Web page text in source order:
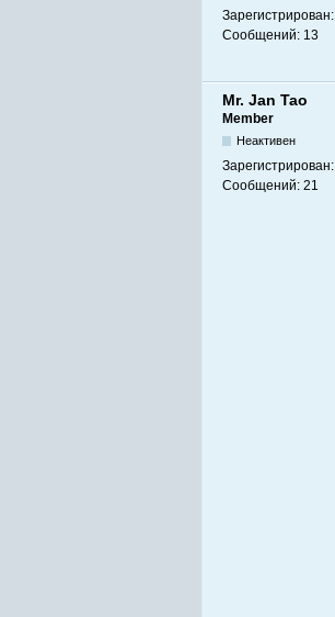
Зарегистрирован:
Сообщений: 13
Mr. Jan Tao
Member
Неактивен
Зарегистрирован:
Сообщений: 21